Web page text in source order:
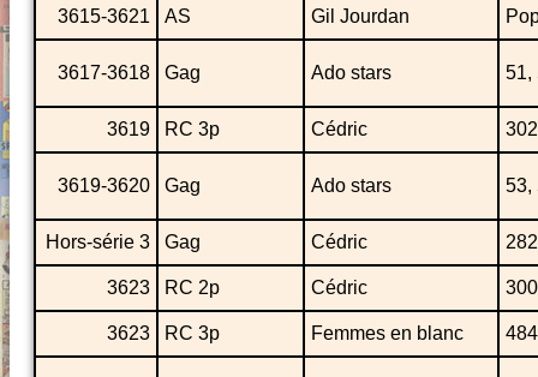
3615-3621 AS Gil Jourdan
3617-3618 Gag Ado stars 51,
3619 RC 3p Cédric 302
3619-3620 Gag Ado stars 53,
Hors-série 3 Gag Cédric
3623 RC 2p Cédric 300
3623 RC 3p Femmes en blanc 484